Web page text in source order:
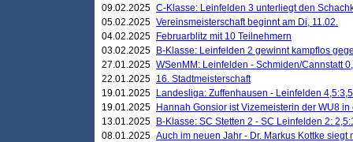
09.02.2025 C-Klasse: Leinfelden 3 unterliegt den
05.02.2025 Vereinsmeisterschaft beginnt am Di, 11.02.
04.02.2025
Februarblitz mit 10 Teilnehmern
03.02.2025
B-Klasse: Leinfelden 2 gewinnt kampflos
27.01.2025 WSenMM: Leinfelden - Schmiden/Cannstatt
22.01.2025 16. Stadtmeisterschaft
19.01.2025
Landesliga: Zuffenhausen - Leinfelden 4,5:3,5
19.01.2025
Hannah Gonsior ist Vizemeisterin der WU8 in
13.01.2025
B-Klasse: SC Stetten 2 - SC Leinfelden 2:
08.01.2025 Auch im neuen Jahr - Dr. Markus Kottke